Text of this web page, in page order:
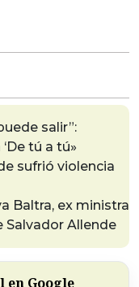
salir”:
tú a tú»
sufrió violencia
Baltra, ex ministra
Salvador Allende
en Google